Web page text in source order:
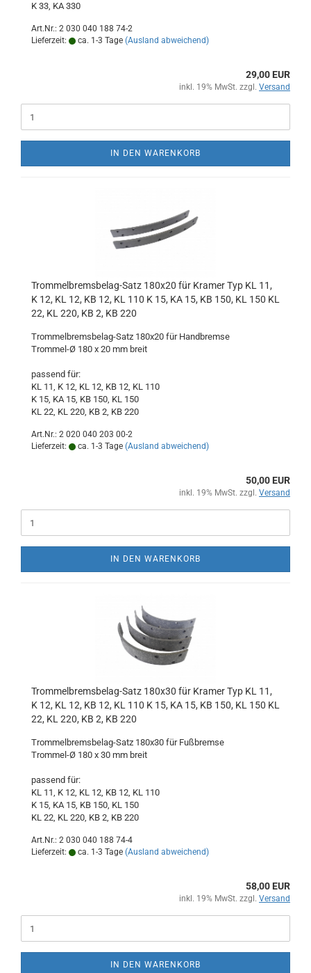
K 33, KA 330
Art.Nr.: 2 030 040 188 74-2
Lieferzeit:
ca. 1-3 Tage (Ausland abweichend)
29,00 EUR
inkl. 19% MwSt. zzgl. Versand
IN DEN WARENKORB
Trommelbremsbelag-Satz 180x20 für Kramer Typ KL 11,
K 12, KL 12, KB 12, KL 110 K 15, KA 15, KB 150, KL 150 KL
22, KL 220, KB 2, KB 220
Trommelbremsbelag-Satz 180x20 für Handbremse
Trommel-Ø 180 x 20 mm breit
passend für:
KL 11, K 12, KL 12, KB 12, KL 110
K 15, KA 15, KB 150, KL 150
KL 22, KL 220, KB 2, KB 220
Art.Nr.: 2 020 040 203 00-2
Lieferzeit:
ca. 1-3 Tage (Ausland abweichend)
50,00 EUR
inkl. 19% MwSt. zzgl. Versand
IN DEN WARENKORB
Trommelbremsbelag-Satz 180x30 für Kramer Typ KL 11,
K 12, KL 12, KB 12, KL 110 K 15, KA 15, KB 150, KL 150 KL
22, KL 220, KB 2, KB 220
Trommelbremsbelag-Satz 180x30 für Fußbremse
Trommel-Ø 180 x 30 mm breit
passend für:
KL 11, K 12, KL 12, KB 12, KL 110
K 15, KA 15, KB 150, KL 150
KL 22, KL 220, KB 2, KB 220
Art.Nr.: 2 030 040 188 74-4
Lieferzeit:
ca. 1-3 Tage (Ausland abweichend)
58,00 EUR
inkl. 19% MwSt. zzgl. Versand
IN DEN WARENKORB